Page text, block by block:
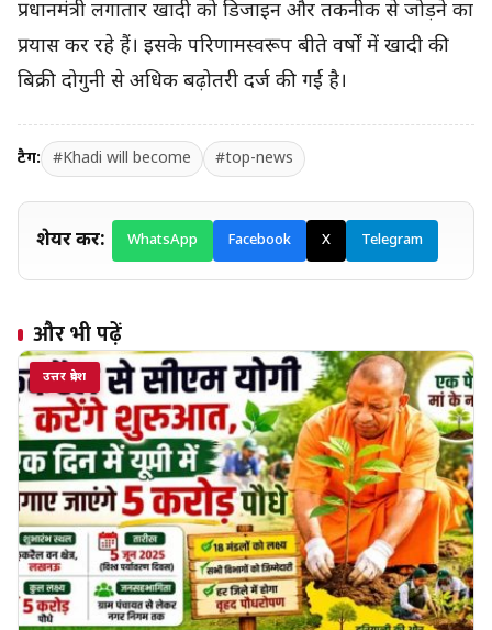
प्रधानमंत्री लगातार खादी को डिजाइन और तकनीक से जोड़ने का
प्रयास कर रहे हैं। इसके परिणामस्वरूप बीते वर्षों में खादी की
बिक्री दोगुनी से अधिक बढ़ोतरी दर्ज की गई है।
टैग: #Khadi will become #top-news
शेयर करें: WhatsApp Facebook X Telegram
और भी पढ़ें
उत्तर प्रदेश